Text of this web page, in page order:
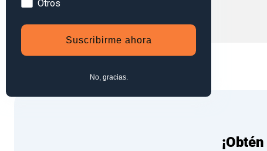
¡Obtén
Otros
Suscribirme ahora
No, gracias.